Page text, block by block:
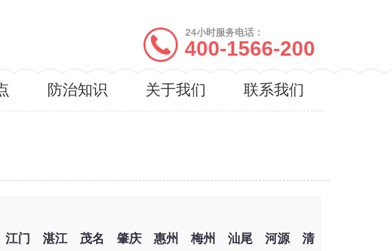
24小时服务电话：
400-1566-200
防治知识 关于我们 联系我们
江门 湛江 茂名 肇庆 惠州 梅州 汕尾 河源
清